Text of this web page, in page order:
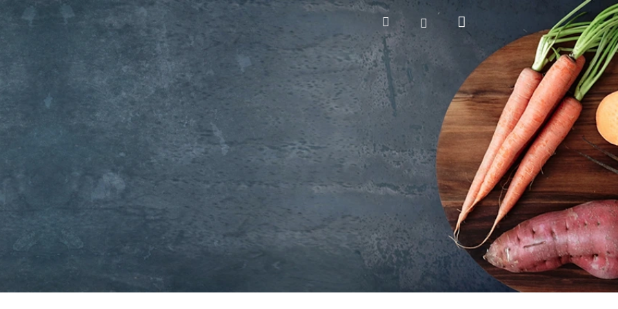
Hľadať Prihlásenie
košík